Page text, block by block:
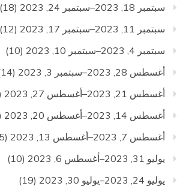
سبتمبر 18, 2023–سبتمبر 24, 2023
(18)
سبتمبر 11, 2023–سبتمبر 17, 2023
(12)
سبتمبر 4, 2023–سبتمبر 10, 2023
(10)
أغسطس 28, 2023–سبتمبر 3, 2023
(14)
أغسطس 21, 2023–أغسطس 27, 2023
أغسطس 14, 2023–أغسطس 20, 2023
أغسطس 7, 2023–أغسطس 13, 2023
(15)
يوليو 31, 2023–أغسطس 6, 2023
(10)
يوليو 24, 2023–يوليو 30, 2023
(19)